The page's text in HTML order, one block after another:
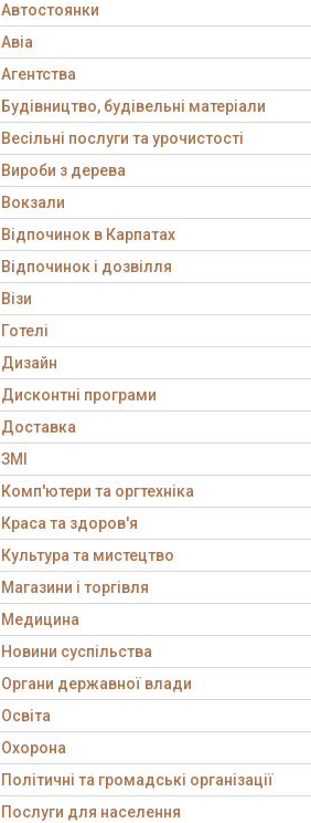
Автостоянки
Авіа
Агентства
Будівництво, будівельні матеріали
Весільні послуги та урочистості
Вироби з дерева
Вокзали
Відпочинок в Карпатах
Відпочинок і дозвілля
Візи
Готелі
Дизайн
Дисконтні програми
Доставка
ЗМІ
Комп'ютери та оргтехніка
Краса та здоров'я
Культура та мистецтво
Магазини і торгівля
Медицина
Новини суспільства
Органи державної влади
Освіта
Охорона
Політичні та громадські організації
Послуги для населення